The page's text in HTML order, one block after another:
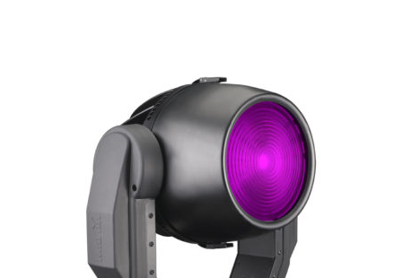
110,00€.